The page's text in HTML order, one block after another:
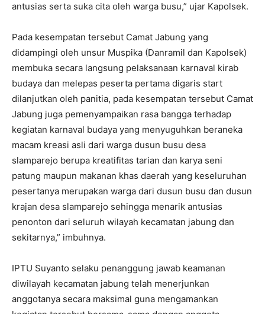
antusias serta suka cita oleh warga busu,” ujar Kapolsek.
Pada kesempatan tersebut Camat Jabung yang
didampingi oleh unsur Muspika (Danramil dan Kapolsek)
membuka secara langsung pelaksanaan karnaval kirab
budaya dan melepas peserta pertama digaris start
dilanjutkan oleh panitia, pada kesempatan tersebut Camat
Jabung juga pemenyampaikan rasa bangga terhadap
kegiatan karnaval budaya yang menyuguhkan beraneka
macam kreasi asli dari warga dusun busu desa
slamparejo berupa kreatifitas tarian dan karya seni
patung maupun makanan khas daerah yang keseluruhan
pesertanya merupakan warga dari dusun busu dan dusun
krajan desa slamparejo sehingga menarik antusias
penonton dari seluruh wilayah kecamatan jabung dan
sekitarnya,” imbuhnya.
IPTU Suyanto selaku penanggung jawab keamanan
diwilayah kecamatan jabung telah menerjunkan
anggotanya secara maksimal guna mengamankan